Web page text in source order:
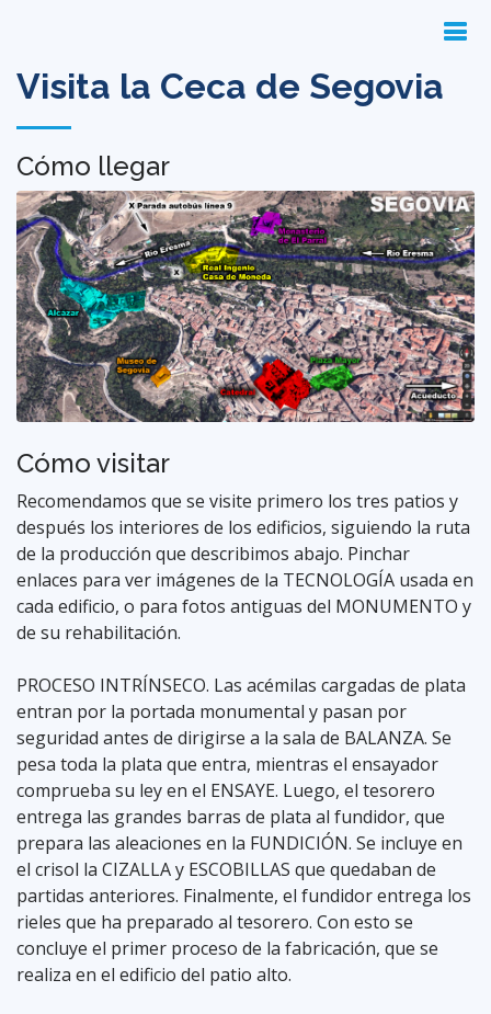
Visita la Ceca de Segovia
Cómo llegar
Cómo visitar
Recomendamos que se visite primero los tres patios y
después los interiores de los edificios, siguiendo la ruta
de la producción que describimos abajo. Pinchar
enlaces para ver imágenes de la TECNOLOGÍA usada en
cada edificio, o para fotos antiguas del MONUMENTO y
de su rehabilitación.
PROCESO INTRÍNSECO. Las acémilas cargadas de plata
entran por la portada monumental y pasan por
seguridad antes de dirigirse a la sala de BALANZA. Se
pesa toda la plata que entra, mientras el ensayador
comprueba su ley en el ENSAYE. Luego, el tesorero
entrega las grandes barras de plata al fundidor, que
prepara las aleaciones en la FUNDICIÓN. Se incluye en
el crisol la CIZALLA y ESCOBILLAS que quedaban de
partidas anteriores. Finalmente, el fundidor entrega los
rieles que ha preparado al tesorero. Con esto se
concluye el primer proceso de la fabricación, que se
realiza en el edificio del patio alto.